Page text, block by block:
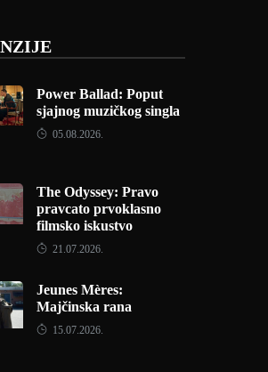
Power Ballad: Poput
sjajnog muzičkog singla
05.08.2026.
The Odyssey: Pravo
pravcato prvoklasno
filmsko iskustvo
21.07.2026.
Jeunes Mères:
Majčinska rana
15.07.2026.